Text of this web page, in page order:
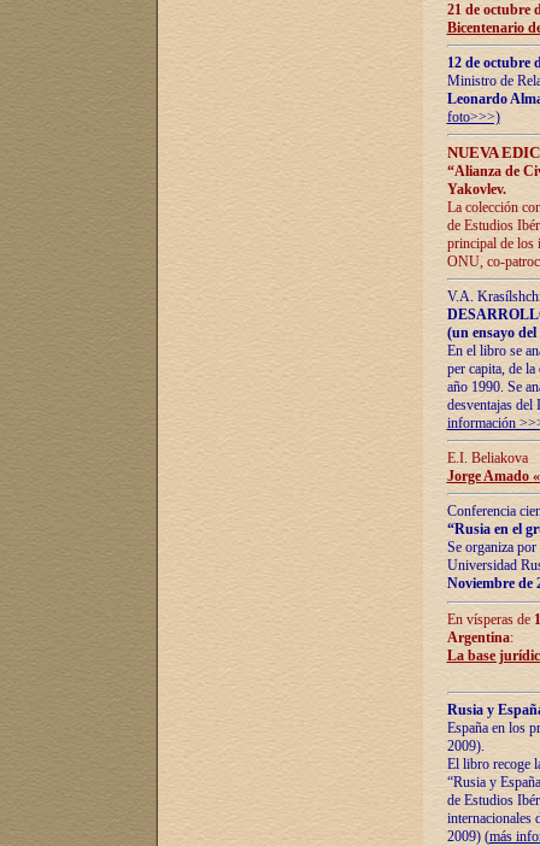
21 de octubre
Bicentenario
12 de octubre
Ministro de
Leonardo
foto>>>)
NUEVA
“Alianza de
Yakovlev.
La colección
de Estudios
principal de los
ONU, co-
V.A.
(un ensayo
En el libro se
per capita, de
año 1990. Se
desventajas
información
E.I. Beliakova
Jorge Amado
Conferencia
“Rusia en el
Se organiza
Universidad
Noviembre de
En vísperas de
Argentina:
La base
Rusia y
España en los
2009).
El libro recoge
“Rusia y
de Estudios
internacionales
2009) (más